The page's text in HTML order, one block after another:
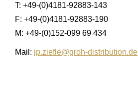
T: +49-(0)4181-92883-143
F: +49-(0)4181-92883-190
M: +49-(0)152-099 69 434
Mail: jp.ziefle@groh-distribution.de